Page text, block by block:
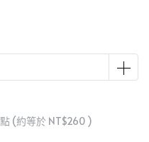
點 (約等於 NT$260 )